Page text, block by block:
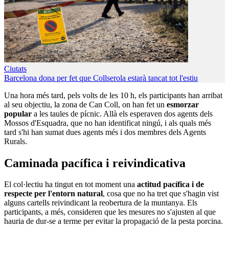
Ciutats
Barcelona dona per fet que Collserola estarà tancat tot l'estiu
Una hora més tard, pels volts de les 10 h, els participants han arribat
al seu objectiu, la zona de Can Coll, on han fet un esmorzar
popular a les taules de pícnic. Allà els esperaven dos agents dels
Mossos d'Esquadra, que no han identificat ningú, i als quals més
tard s'hi han sumat dues agents més i dos membres dels Agents
Rurals.
Caminada pacífica i reivindicativa
El col·lectiu ha tingut en tot moment una actitud pacífica i de
respecte per l'entorn natural, cosa que no ha tret que s'hagin vist
alguns cartells reivindicant la reobertura de la muntanya. Els
participants, a més, consideren que les mesures no s'ajusten al que
hauria de dur-se a terme per evitar la propagació de la pesta porcina.